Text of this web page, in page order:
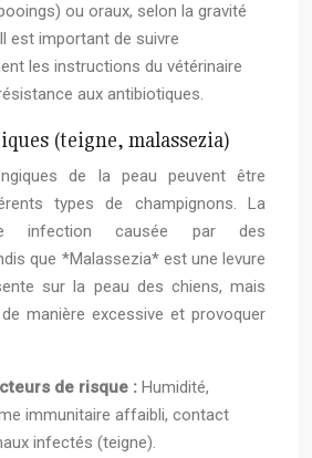
ou oraux, selon la gravité
est important de suivre
les instructions du vétérinaire
aux antibiotiques.
(teigne, malassezia)
de la peau peuvent être
types de champignons. La
infection causée par des
que *Malassezia* est une levure
sur la peau des chiens, mais
manière excessive et provoquer
de risque : Humidité,
immunitaire affaibli, contact
infectés (teigne).